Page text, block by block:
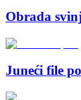
Obrada
Juneći file